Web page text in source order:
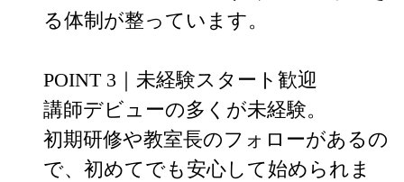
る体制が整っています。
POINT 3｜未経験スタート歓迎
講師デビューの多くが未経験。
初期研修や教室長のフォローがあるの
で、初めてでも安心して始められま